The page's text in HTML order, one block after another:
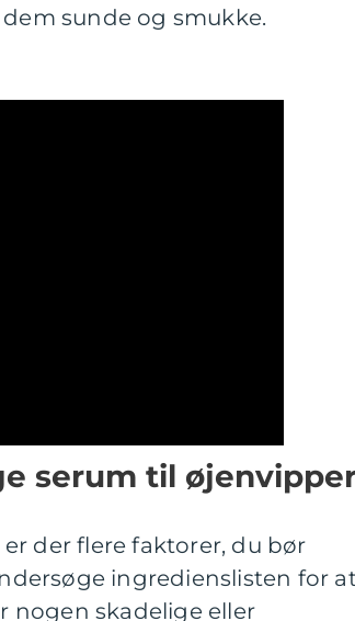
sunde og smukke.
serum til
der flere faktorer, du bør
ingredienslisten for
nogen skadelige eller